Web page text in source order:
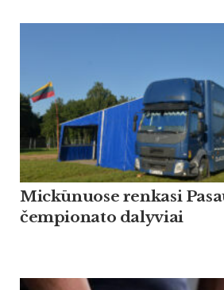
Mickūnuose renkasi
čempionato dalyviai